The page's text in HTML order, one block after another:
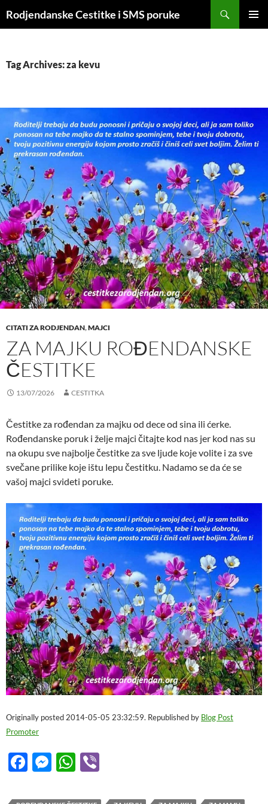
toRodjendanske Cestitke i SMS poruke
Tag Archives: za kevu
CITATI ZA RODJENDAN,MAJCI
ZA MAJKU ROĐENDANSKE
ČESTITKE
13/07/2026 CESTITKA
Čestitke za rođendan za majku od dece od sina ili ćerke.
Rođendanske poruk i želje majci čitajte kod nas jer kod nas su
na okupu sve najbolje čestitke za sve ljude koje volite i za sve
svečane prilike koje ištu lepu čestitku. Nadamo se da će se
vašoj majci svideti poruke.
Originally posted 2014-05-05 23:32:59. Republished by Blog Post
Promoter
F
M W